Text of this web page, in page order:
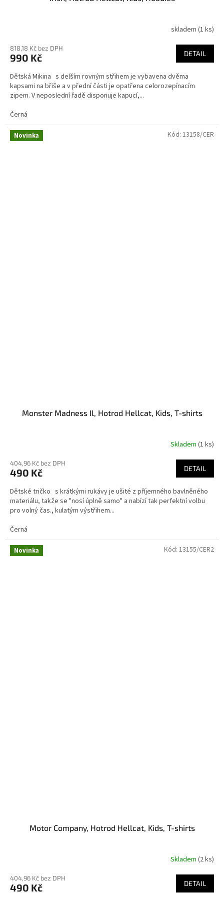
skladem (1 ks)
818,18 Kč bez DPH
990 Kč DETAIL
Dětská Mikina s delším rovným střihem je vybavena dvěma
kapsami na břiše a v přední části je opatřena celorozepínacím
zipem. V neposlední řadě disponuje kapucí,...
Černá
Novinka
Monster Madness Il, Hotrod Hellcat, Kids, T-shirts
Skladem (1 ks)
404,96 Kč bez DPH
490 Kč DETAIL
Dětské tričko s krátkými rukávy je ušité z příjemného bavlněného
materiálu, takže se "nosí úplně samo" a nabízí tak perfektní volbu
pro volný čas., kulatým výstřihem...
Černá
Kód: 13158/CER
Novinka
Motor Company, Hotrod Hellcat, Kids, T-shirts
Skladem (2 ks)
404,96 Kč bez DPH
490 Kč DETAIL
Kód: 13155/CER2